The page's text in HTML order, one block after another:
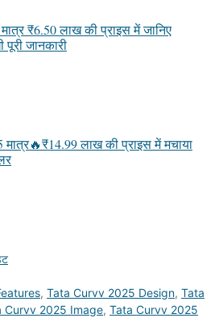
₹6.50 लाख की प्राइस में जानिए
जानकारी
लाख की प्राइस में मचाया
, Tata Curvv 2025 Design, Tata
Curvv 2025 Image, Tata Curvv 2025